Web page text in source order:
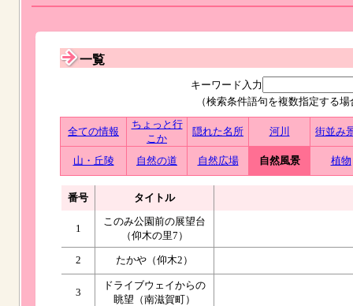
一覧
キーワード入力
（検索条件語句を複数指定する
全ての情報
ちょっと行
こか
隠れた名所 河川 街並み
山・丘陵 自然の道 自然広場 自然風景 植物
番号 タイトル
1
このみ公園前の展望台
（仰木の里7）
2 たかや（仰木2）
3
ドライブウェイからの
眺望（南滋賀町）